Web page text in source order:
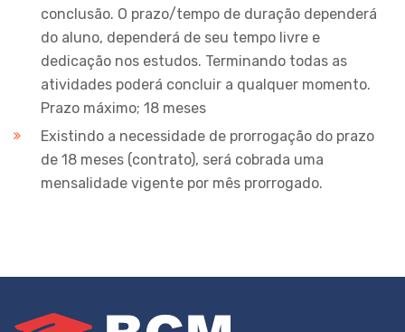
conclusão. O prazo/tempo de duração dependerá
do aluno, dependerá de seu tempo livre e
dedicação nos estudos. Terminando todas as
atividades poderá concluir a qualquer momento.
Prazo máximo; 18 meses
Existindo a necessidade de prorrogação do prazo
de 18 meses (contrato), será cobrada uma
mensalidade vigente por mês prorrogado.